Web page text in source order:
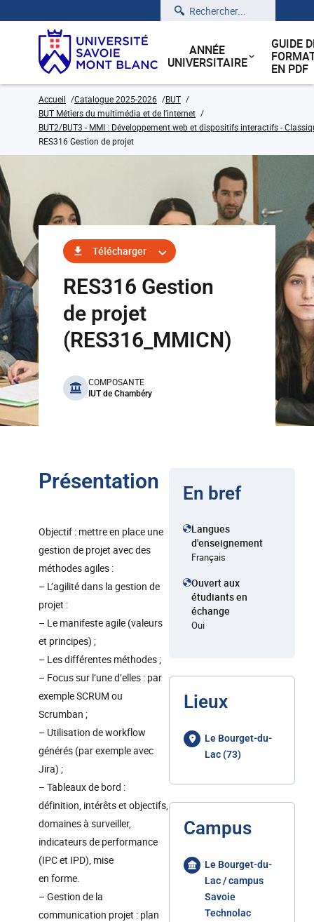
Rechercher
ANNÉE
UNIVERSITAIRE
GUIDE
EN PDF
Accueil Catalogue 2025-2026
BUT
BUT Métiers du multimédia et de l'internet
BUT2/BUT3 - MMI : Développement web et dispositifs interactifs -
RES316 Gestion de projet
Télécharger
RES316 Gestion
de projet
(RES316_MMICN)
benefits
COMPOSANTE
IUT de Chambéry
Présentation
Objectif : mettre en place une
gestion de projet avec des
méthodes agiles :
– L’agilité dans la gestion de
projet :
– Le manifeste agile (valeurs
et principes) ;
– Les différentes méthodes ;
– Focus sur l’une d’elles : par
exemple SCRUM ou
Scrumban ;
– Utilisation de workflow
générés (par exemple avec
Jira) ;
– Tableaux de bord :
définition, intérêts et objectifs,
domaines à surveiller,
indicateurs de performance
(IPC et IPD), mise
en forme.
– Gestion de la
communication projet : plan
En bref
Langues
d'enseignement
Français
Ouvert aux
étudiants en
échange
Oui
Lieux
Le Bourget-du-
Lac (73)
Campus
Le Bourget-du-
Lac / campus
Savoie
Technolac